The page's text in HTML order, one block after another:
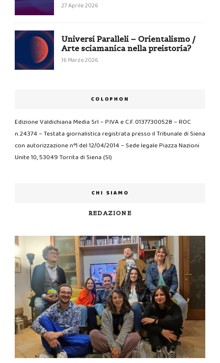
27 Aprile 2026
Universi Paralleli – Orientalismo /
Arte sciamanica nella preistoria?
16 Marzo 2026
COLOPHON
Edizione Valdichiana Media Srl – P.IVA e C.F. 01377300528 – ROC
n.24374 – Testata giornalistica registrata presso il Tribunale di Siena
con autorizzazione n°1 del 12/04/2014 – Sede legale Piazza Nazioni
Unite 10, 53049 Torrita di Siena (SI)
CHI SIAMO
REDAZIONE